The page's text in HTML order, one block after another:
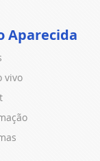
Aparecida
vivo